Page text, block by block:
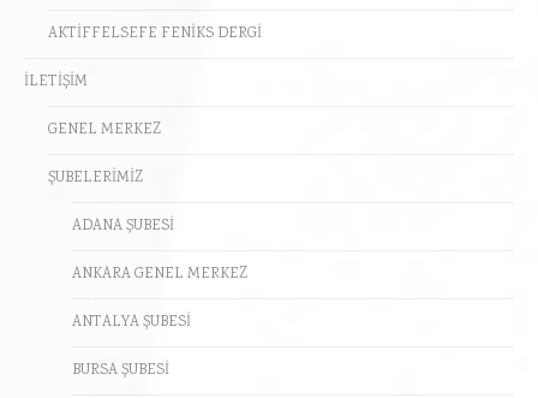
AKTİFFELSEFE FENİKS DERGİ
İLETİŞİM
GENEL MERKEZ
ŞUBELERİMİZ
ADANA ŞUBESİ
ANKARA GENEL MERKEZ
ANTALYA ŞUBESİ
BURSA ŞUBESİ